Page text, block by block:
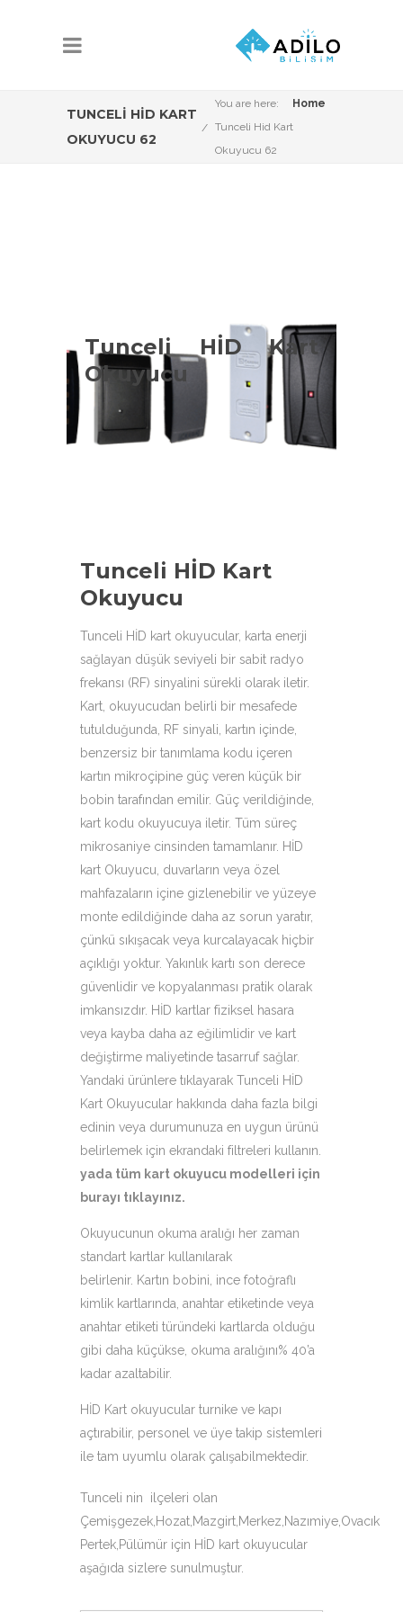
TUNCELI HID KART
OKUYUCU 62
You are here:
Home
Tunceli Hid Kart
Okuyucu 62
Tunceli HİD Kart
Okuyucu
Okuyucu Çeşitleri
Tunceli HİD kart okuyucu konusunda
Adilo Bilişim olarak aşağıdaki ürün
çeşitleri ile hizmetinizdeyiz.
Tunceli HİD Kart
Okuyucu
Tunceli HİD kart okuyucular, karta enerji
sağlayan düşük seviyeli bir sabit radyo
frekansı (RF) sinyalini sürekli olarak iletir.
Kart, okuyucudan belirli bir mesafede
tutulduğunda, RF sinyali, kartın içinde,
benzersiz bir tanımlama kodu içeren
kartın mikroçipine güç veren küçük bir
bobin tarafından emilir. Güç verildiğinde,
kart kodu okuyucuya iletir. Tüm süreç
mikrosaniye cinsinden tamamlanır. HİD
kart Okuyucu, duvarların veya özel
mahfazaların içine gizlenebilir ve yüzeye
monte edildiğinde daha az sorun yaratır,
çünkü sıkışacak veya kurcalayacak hiçbir
açıklığı yoktur. Yakınlık kartı son derece
güvenlidir ve kopyalanması pratik olarak
imkansızdır. HİD kartlar fiziksel hasara
veya kayba daha az eğilimlidir ve kart
değiştirme maliyetinde tasarruf sağlar.
Yandaki ürünlere tıklayarak Tunceli HİD
Kart Okuyucular hakkında daha fazla bilgi
edinin veya durumunuza en uygun ürünü
belirlemek için ekrandaki filtreleri kullanın.
yada tüm kart okuyucu modelleri için
burayı tıklayınız.
Okuyucunun okuma aralığı her zaman
standart kartlar kullanılarak
belirlenir. Kartın bobini, ince fotoğraflı
kimlik kartlarında, anahtar etiketinde veya
anahtar etiketi türündeki kartlarda olduğu
gibi daha küçükse, okuma aralığını% 40’a
kadar azaltabilir.
HİD Kart okuyucular turnike ve kapı
açtırabilir, personel ve üye takip sistemleri
ile tam uyumlu olarak çalışabilmektedir.
Tunceli nin ilçeleri olan
Çemişgezek,Hozat,Mazgirt,Merkez,Nazımiye,Ovacık
Pertek,Pülümür için HİD kart okuyucular
aşağıda sizlere sunulmuştur.